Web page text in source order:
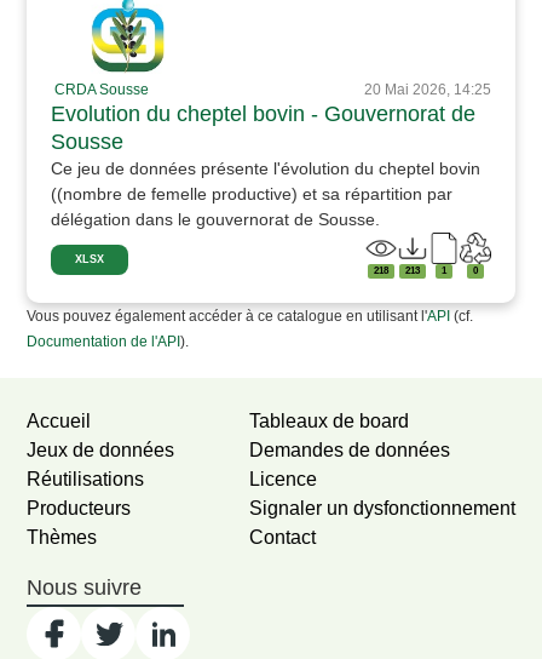
CRDA Sousse 20 Mai 2026, 14:25
Evolution du cheptel bovin - Gouvernorat de
Sousse
Ce jeu de données présente l'évolution du cheptel bovin
((nombre de femelle productive) et sa répartition par
délégation dans le gouvernorat de Sousse.
XLSX
218 213 1 0
Vous pouvez également accéder à ce catalogue en utilisant l'API (cf.
Documentation de l'API).
Accueil
Jeux de données
Réutilisations
Producteurs
Thèmes
Tableaux de board
Demandes de données
Licence
Signaler un dysfonctionnement
Contact
Nous suivre